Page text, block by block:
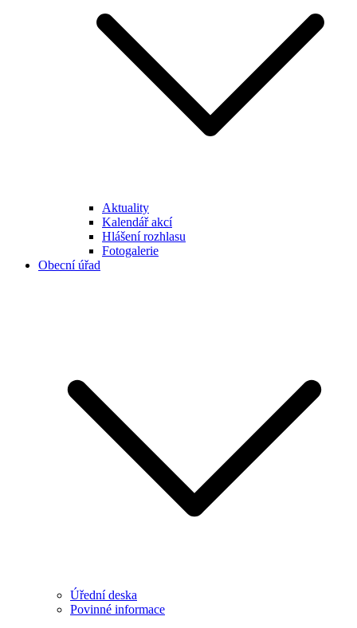
Aktuality
Kalendář akcí
Hlášení rozhlasu
Fotogalerie
Obecní úřad
Úřední deska
Povinné informace